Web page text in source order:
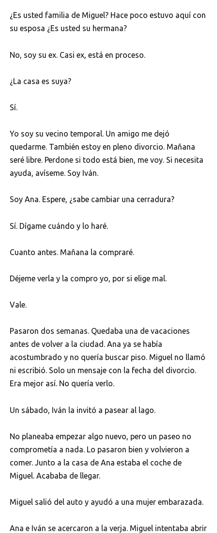
¿Es usted familia de Miguel? Hace poco estuvo aquí con
su esposa ¿Es usted su hermana?
No, soy su ex. Casi ex, está en proceso.
¿La casa es suya?
Sí.
Yo soy su vecino temporal. Un amigo me dejó
quedarme. También estoy en pleno divorcio. Mañana
seré libre. Perdone si todo está bien, me voy. Si necesita
ayuda, avíseme. Soy Iván.
Soy Ana. Espere, ¿sabe cambiar una cerradura?
Sí. Dígame cuándo y lo haré.
Cuanto antes. Mañana la compraré.
Déjeme verla y la compro yo, por si elige mal.
Vale.
Pasaron dos semanas. Quedaba una de vacaciones
antes de volver a la ciudad. Ana ya se había
acostumbrado y no quería buscar piso. Miguel no llamó
ni escribió. Solo un mensaje con la fecha del divorcio.
Era mejor así. No quería verlo.
Un sábado, Iván la invitó a pasear al lago.
No planeaba empezar algo nuevo, pero un paseo no
comprometía a nada. Lo pasaron bien y volvieron a
comer. Junto a la casa de Ana estaba el coche de
Miguel. Acababa de llegar.
Miguel salió del auto y ayudó a una mujer embarazada.
Ana e Iván se acercaron a la verja. Miguel intentaba abrir